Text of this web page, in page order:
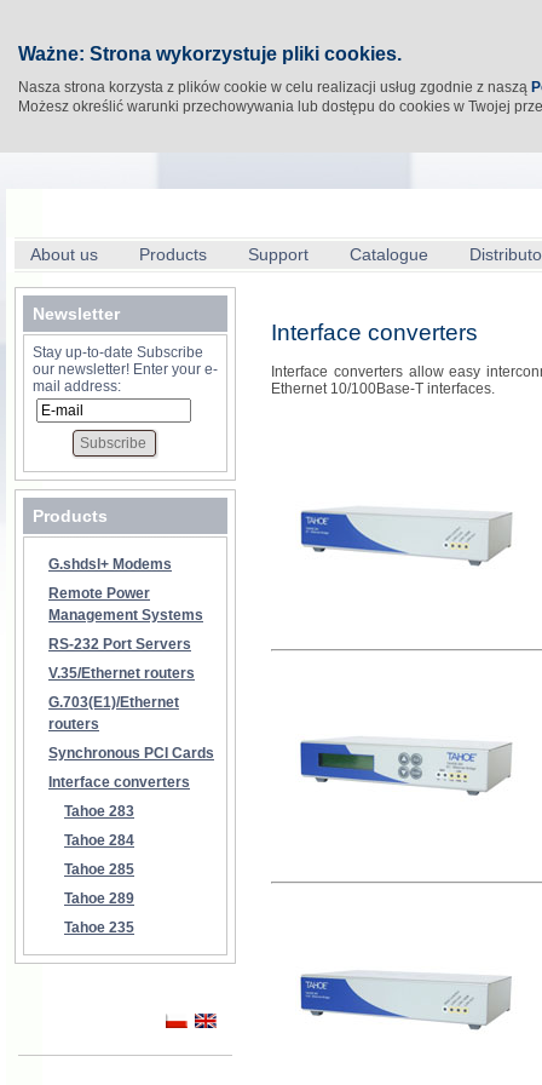
Ważne: Strona wykorzystuje pliki cookies.
Nasza strona korzysta z plików cookie w celu realizacji usług zgodnie z naszą
Możesz określić warunki przechowywania lub dostępu do cookies w Twojej
About us Products Support Catalogue
Newsletter
Stay up-to-date Subscribe
our newsletter! Enter your e-
mail address:
Products
G.shdsl+ Modems
Remote Power
Management Systems
RS-232 Port Servers
V.35/Ethernet routers
G.703(E1)/Ethernet
routers
Synchronous PCI Cards
Interface converters
Tahoe 283
Tahoe 284
Tahoe 285
Tahoe 289
Tahoe 235
Interface converters
Interface converters allow easy
Ethernet 10/100Base-T interfaces.